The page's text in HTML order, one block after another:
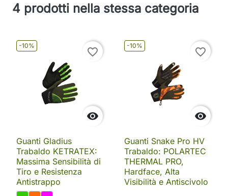
4 prodotti nella stessa categoria
-10%

favorite_border
Guanti Gladius
Trabaldo KETRATEX:
Massima Sensibilità di
Tiro e Resistenza
Antistrappo
-10%

favorite_border
Guanti Snake Pro HV
Trabaldo: POLARTEC
THERMAL PRO,
Hardface, Alta
Visibilità e Antiscivolo